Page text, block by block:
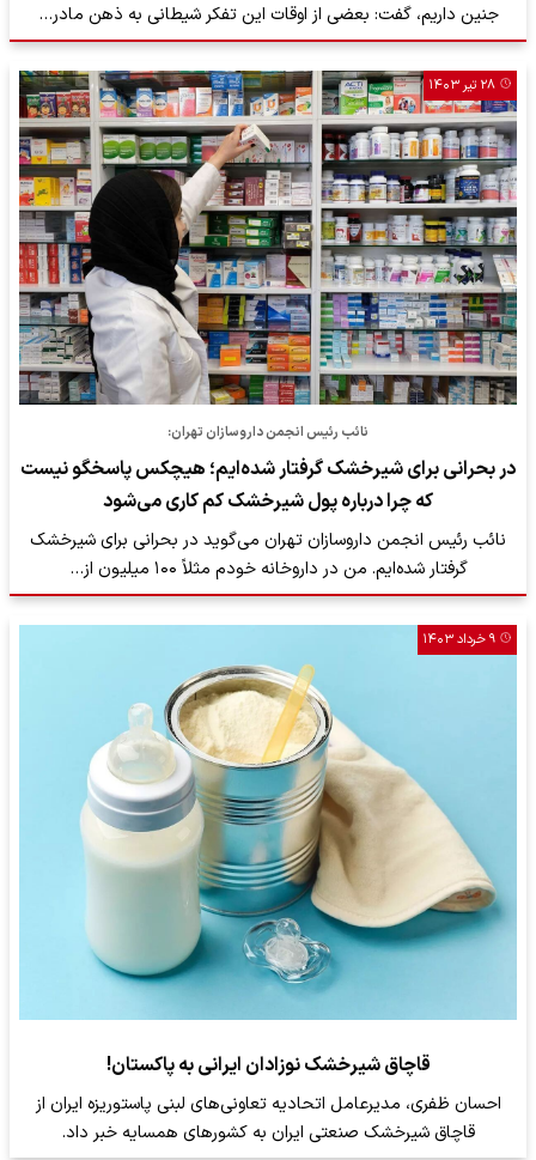
جنین داریم، گفت: بعضی از اوقات این تفکر شیطانی به ذهن مادر…
۲۸ تیر ۱۴۰۳
نائب رئیس انجمن داروسازان تهران:
در بحرانی برای شیرخشک گرفتار شده‌ایم؛ هیچکس پاسخگو نیست
که چرا درباره پول شیرخشک کم کاری می‌شود
نائب رئیس انجمن داروسازان تهران می‌گوید در بحرانی برای شیرخشک
گرفتار شده‌ایم. من در داروخانه خودم مثلاً ۱۰۰ میلیون از…
۹ خرداد ۱۴۰۳
قاچاق شیرخشک نوزادان ایرانی به پاکستان!
احسان ظفری، مدیرعامل اتحادیه تعاونی‌های لبنی پاستوریزه ایران از
قاچاق شیرخشک صنعتی ایران به کشور‌های همسایه خبر داد.